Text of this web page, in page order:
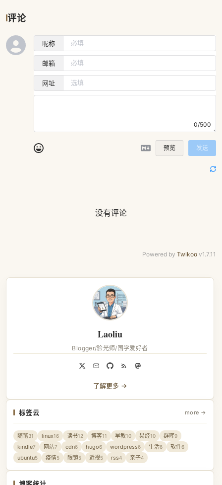
评论
昵称
邮箱
网址
0/500
预览 发送
没有评论
Powered by Twikoo v1.7.11
Laoliu
Blogger/验光师/国学爱好者
了解更多 →
标签云 more →
随笔31 linux16 读书12 博客11 早教10 易经10 群晖9
kindle7 网站7 cdn6 hugo6 wordpress6 生活6 软件6
ubuntu5 疫情5 眼镜5 近视5 rss4 亲子4